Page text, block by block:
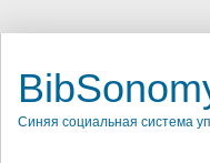
Синяя социальная система